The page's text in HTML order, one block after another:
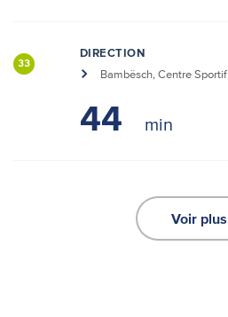
33
DIRECTION
Bambësch, Centre Sportif
44
Voir plus